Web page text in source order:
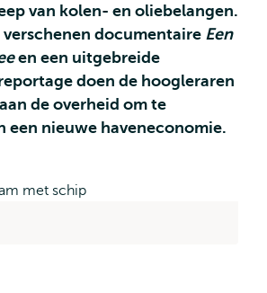
van kolen- en oliebelangen.
verschenen documentaire Een
en een uitgebreide
doen de hoogleraren
de overheid om te
een nieuwe haveneconomie.